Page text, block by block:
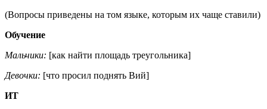
(Вопросы приведены на том языке, которым их чаще ставили)
Обучение
Мальчики: [как найти площадь треугольника]
Девочки: [что просил поднять Вий]
ИТ